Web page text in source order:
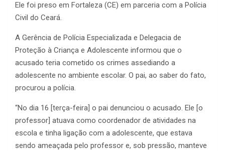
Ele foi preso em Fortaleza (CE) em parceria com a Polícia
Civil do Ceará.
A Gerência de Polícia Especializada e Delegacia de
Proteção à Criança e Adolescente informou que o
acusado teria cometido os crimes assediando a
adolescente no ambiente escolar. O pai, ao saber do fato,
procurou a polícia.
“No dia 16 [terça-feira] o pai denunciou o acusado. Ele [o
professor] atuava como coordenador de atividades na
escola e tinha ligação com a adolescente, que estava
sendo ameaçada pelo professor e, sob pressão, manteve